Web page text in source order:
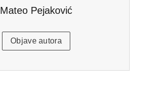
Mateo Pejaković
Objave autora